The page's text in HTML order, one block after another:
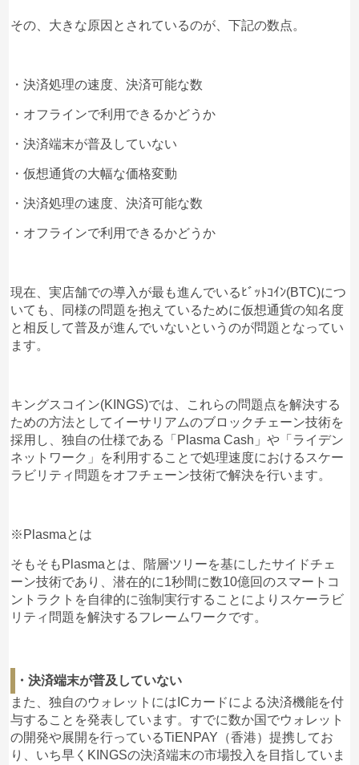
2
まさかここまで酷いトークンだとは思っていなかっ
た。
口コミをもっと見る
その、大きな原因とされているのが、下記の数点。
・決済処理の速度、決済可能な数
・オフラインで利用できるかどうか
・決済端末が普及していない
・仮想通貨の大幅な価格変動
・決済処理の速度、決済可能な数
・オフラインで利用できるかどうか
現在、実店舗での導入が最も進んでいるﾋﾞｯﾄｺｲﾝ(BTC)につ
いても、同様の問題を抱えているために仮想通貨の知名度
と相反して普及が進んでいないというのが問題となってい
ます。
キングスコイン(KINGS)では、これらの問題点を解決する
ための方法としてイーサリアムのブロックチェーン技術を
採用し、独自の仕様である「Plasma Cash」や「ライデン
ネットワーク」を利用することで処理速度におけるスケー
ラビリティ問題をオフチェーン技術で解決を行います。
※Plasmaとは
そもそもPlasmaとは、階層ツリーを基にしたサイドチェ
ーン技術であり、潜在的に1秒間に数10億回のスマートコ
ントラクトを自律的に強制実行することによりスケーラビ
リティ問題を解決するフレームワークです。
・決済端末が普及していない
また、独自のウォレットにはICカードによる決済機能を付
与することを発表しています。すでに数か国でウォレット
の開発や展開を行っているTiENPAY（香港）提携してお
り、いち早くKINGSの決済端末の市場投入を目指していま